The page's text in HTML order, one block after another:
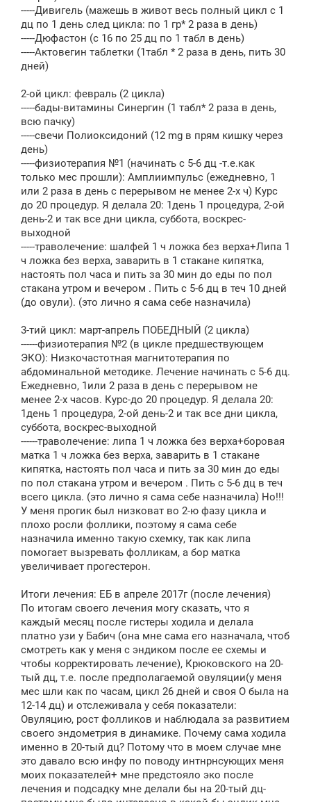
-----Дивигель (мажешь в живот весь полный цикл с 1
дц по 1 день след цикла: по 1 гр* 2 раза в день)
-----Дюфастон (с 16 по 25 дц по 1 табл в день)
-----Актовегин таблетки (1табл * 2 раза в день, пить 30
дней)
2-ой цикл: февраль (2 цикла)
-----бады-витамины Синергин (1 табл* 2 раза в день,
всю пачку)
-----свечи Полиоксидоний (12 mg в прям кишку через
день)
-----физиотерапия №1 (начинать с 5-6 дц -т.е.как
только мес прошли): Амплиимпульс (ежедневно, 1
или 2 раза в день с перерывом не менее 2-х ч) Курс
до 20 процедур. Я делала 20: 1день 1 процедура, 2-ой
день-2 и так все дни цикла, суббота, воскрес-
выходной
-----траволечение: шалфей 1 ч ложка без верха+Липа 1
ч ложка без верха, заварить в 1 стакане кипятка,
настоять пол часа и пить за 30 мин до еды по пол
стакана утром и вечером . Пить с 5-6 дц в теч 10 дней
(до овули). (это лично я сама себе назначила)
3-тий цикл: март-апрель ПОБЕДНЫЙ (2 цикла)
------физиотерапия №2 (в цикле предшествующем
ЭКО): Низкочастотная магнитотерапия по
абдоминальной методике. Лечение начинать с 5-6 дц.
Ежедневно, 1или 2 раза в день с перерывом не
менее 2-х часов. Курс-до 20 процедур. Я делала 20:
1день 1 процедура, 2-ой день-2 и так все дни цикла,
суббота, воскрес-выходной
------траволечение: липа 1 ч ложка без верха+боровая
матка 1 ч ложка без верха, заварить в 1 стакане
кипятка, настоять пол часа и пить за 30 мин до еды
по пол стакана утром и вечером . Пить с 5-6 дц в теч
всего цикла. (это лично я сама себе назначила) Но!!!
У меня прогик был низковат во 2-ю фазу цикла и
плохо росли фоллики, поэтому я сама себе
назначила именно такую схемку, так как липа
помогает вызревать фолликам, а бор матка
увеличивает прогестерон.
Итоги лечения: ЕБ в апреле 2017г (после лечения)
По итогам своего лечения могу сказать, что я
каждый месяц после гистеры ходила и делала
платно узи у Бабич (она мне сама его назначала, чтоб
смотреть как у меня с эндиком после ее схемы и
чтобы корректировать лечение), Крюковского на 20-
тый дц, т.е. после предполагаемой овуляции(у меня
мес шли как по часам, цикл 26 дней и своя О была на
12-14 дц) и отслеживала у себя показатели:
Овуляцию, рост фолликов и наблюдала за развитием
своего эндометрия в динамике. Почему сама ходила
именно в 20-тый дц? Потому что в моем случае мне
это давало всю инфу по поводу интнрнсующих меня
моих показателей+ мне предстояло эко после
лечения и подсадку мне делали бы на 20-тый дц-